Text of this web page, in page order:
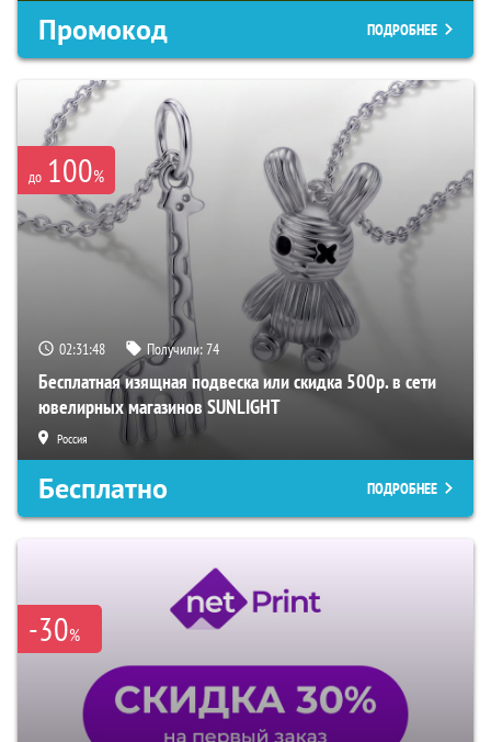
Промокод ПОДРОБНЕЕ
до 100%
02:31:47 Получили:74
Бесплатная изящная подвеска или скидка 500р. в сети
ювелирных магазинов SUNLIGHT
Россия
Бесплатно ПОДРОБНЕЕ
-30%